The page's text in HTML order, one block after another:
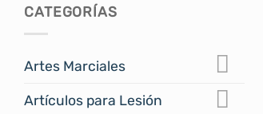
CATEGORÍAS
Artes Marciales
Artículos para Lesión